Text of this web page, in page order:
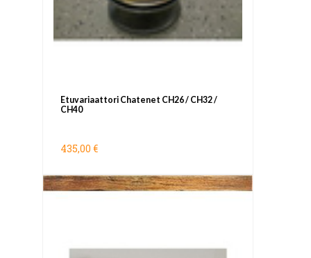
Etuvariaattori Chatenet CH26 / CH32 /
CH40
435,00 €